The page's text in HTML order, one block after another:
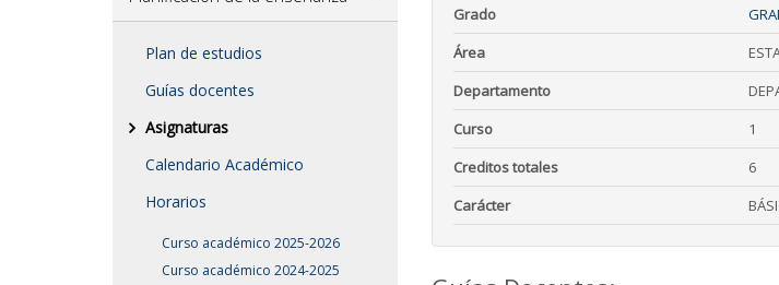
Plan de estudios
Guías docentes
Asignaturas
Calendario Académico
Horarios
Curso académico 2025-2026
Curso académico 2024-2025
Grado
Área
Departamento
Curso
1
Creditos totales
6
Carácter